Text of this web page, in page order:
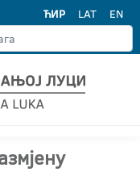
ЋИР LAT EN